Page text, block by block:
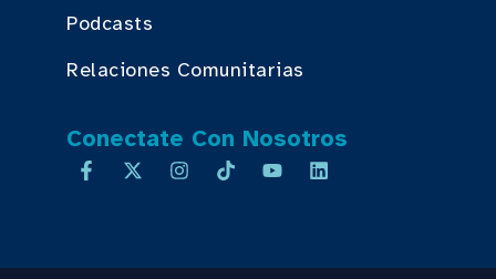
Podcasts
Relaciones Comunitarias
Conectate Con Nosotros